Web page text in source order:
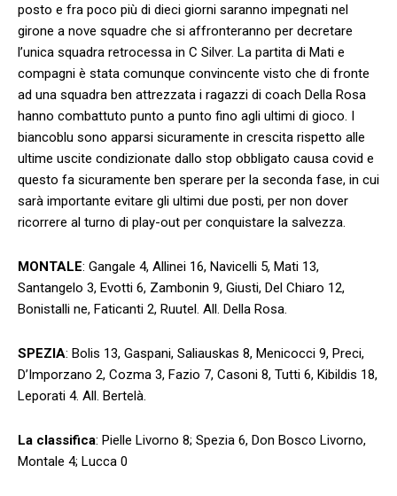
posto e fra poco più di dieci giorni saranno impegnati nel
girone a nove squadre che si affronteranno per decretare
l’unica squadra retrocessa in C Silver. La partita di Mati e
compagni è stata comunque convincente visto che di fronte
ad una squadra ben attrezzata i ragazzi di coach Della Rosa
hanno combattuto punto a punto fino agli ultimi di gioco. I
biancoblu sono apparsi sicuramente in crescita rispetto alle
ultime uscite condizionate dallo stop obbligato causa covid e
questo fa sicuramente ben sperare per la seconda fase, in cui
sarà importante evitare gli ultimi due posti, per non dover
ricorrere al turno di play-out per conquistare la salvezza.
MONTALE: Gangale 4, Allinei 16, Navicelli 5, Mati 13,
Santangelo 3, Evotti 6, Zambonin 9, Giusti, Del Chiaro 12,
Bonistalli ne, Faticanti 2, Ruutel. All. Della Rosa.
SPEZIA: Bolis 13, Gaspani, Saliauskas 8, Menicocci 9, Preci,
D’Imporzano 2, Cozma 3, Fazio 7, Casoni 8, Tutti 6, Kibildis 18,
Leporati 4. All. Bertelà.
La classifica: Pielle Livorno 8; Spezia 6, Don Bosco Livorno,
Montale 4; Lucca 0